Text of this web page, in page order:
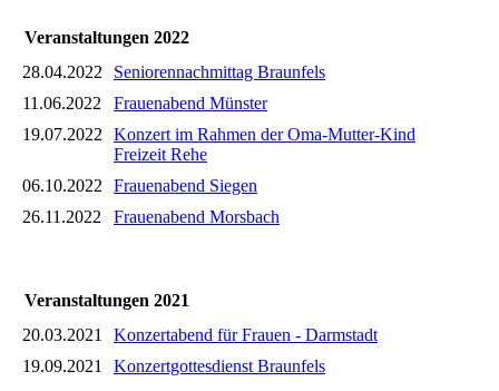
Veranstaltungen 2022
28.04.2022
Seniorennachmittag Braunfels
11.06.2022
Frauenabend Münster
19.07.2022
Konzert im Rahmen der Oma-Mutter-Kind
Freizeit Rehe
06.10.2022
Frauenabend Siegen
26.11.2022
Frauenabend Morsbach
Veranstaltungen 2021
20.03.2021
Konzertabend für Frauen - Darmstadt
19.09.2021
Konzertgottesdienst Braunfels